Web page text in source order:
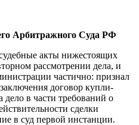
Арбитражного Суда РФ
акты нижестоящих
рассмотрении дела, и
частично: признал
договор купли-
дело в части требований о
сделки
в суд первой инстанции.